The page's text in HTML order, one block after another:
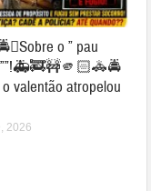
o ” pau
valentão atropelou
2026